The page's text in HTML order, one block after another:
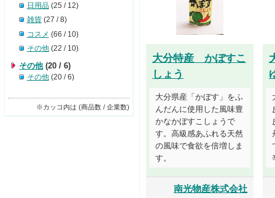
大分特産 かぼすこ
しょう
大分県産「かぼす」をふ
んだんに使用した風味豊
かなかぼすこしょうで
す。高級感あふれる天然
の風味で食欲を倍増しま
す。
南光物産株式会社
日用品(25 / 12)
雑貨(27 / 8)
コスメ (66 / 10)
その他(22 / 10)
その他(20 / 6)
その他(20 / 6)
※カッコ内は (商品数 / 企業数)